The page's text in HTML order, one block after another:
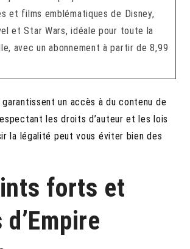
et films emblématiques de Disney,
et Star Wars, idéale pour toute la
avec un abonnement à partir de 8,99
un accès à du contenu de
les droits d’auteur et les lois
la légalité peut vous éviter bien des
forts et